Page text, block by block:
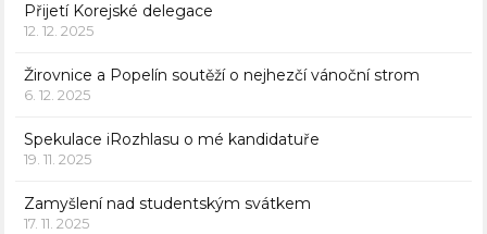
Přijetí Korejské delegace
12. 12. 2025
Žirovnice a Popelín soutěží o nejhezčí vánoční strom
6. 12. 2025
Spekulace iRozhlasu o mé kandidatuře
19. 11. 2025
Zamyšlení nad studentským svátkem
17. 11. 2025